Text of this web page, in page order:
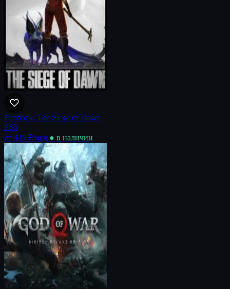
Flintlock: The Siege of Dawn
PS5
от 449 ₽/нед ● в наличии